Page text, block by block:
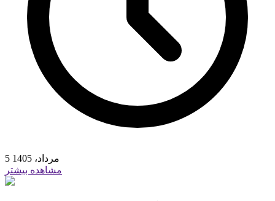
5 مرداد، 1405
مشاهده بیشتر